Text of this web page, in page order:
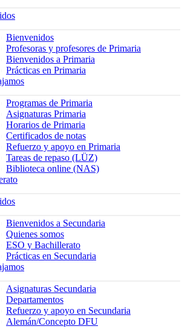
Bienvenidos
Profesoras y profesores de Primaria
Bienvenidos a Primaria
Prácticas en Primaria
Programas de Primaria
Asignaturas Primaria
Horarios de Primaria
Certificados de notas
Refuerzo y apoyo en Primaria
Tareas de repaso (LÜZ)
Biblioteca online (NAS)
Bienvenidos a Secundaria
Quienes somos
ESO y Bachillerato
Prácticas en Secundaria
Asignaturas Secundaria
Departamentos
Refuerzo y apoyo en Secundaria
Alemán/Concepto DFU